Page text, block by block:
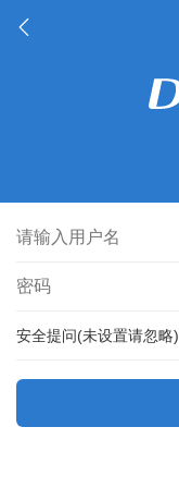
安全提问(未设置请忽略)